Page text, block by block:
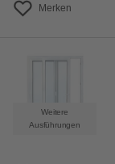
Merken
Weitere
Ausführungen